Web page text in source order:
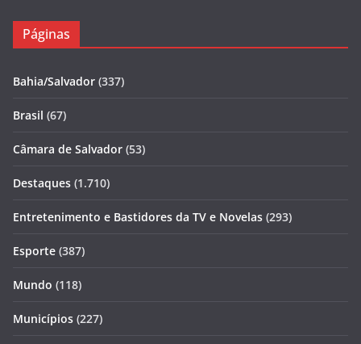
Páginas
Bahia/Salvador (337)
Brasil (67)
Câmara de Salvador (53)
Destaques (1.710)
Entretenimento e Bastidores da TV e Novelas (293)
Esporte (387)
Mundo (118)
Municípios (227)